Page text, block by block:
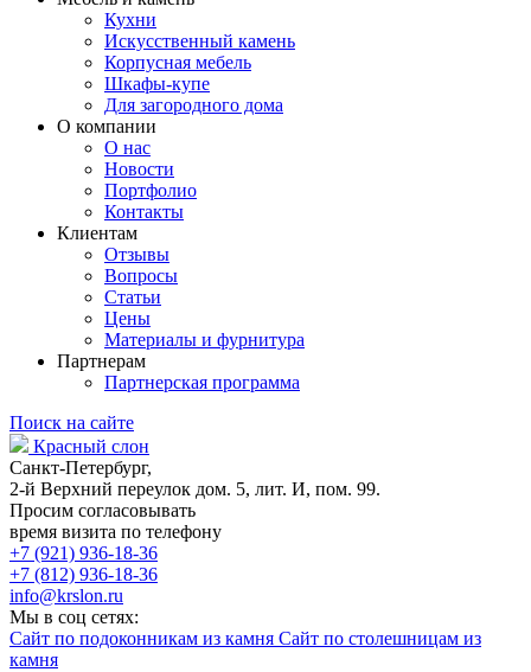
Кухни
Искусственный камень
Корпусная мебель
Шкафы-купе
Для загородного дома
О компании
О нас
Новости
Портфолио
Контакты
Клиентам
Отзывы
Вопросы
Статьи
Цены
Материалы и фурнитура
Партнерам
Партнерская программа
Поиск на сайте
Красный слон
Санкт-Петербург,
2-й Верхний переулок дом. 5, лит. И, пом. 99.
Просим согласовывать
время визита по телефону
+7 (921) 936-18-36
+7 (812) 936-18-36
info@krslon.ru
Мы в соц сетях:
Сайт по подоконникам из камня Сайт по столешницам из
камня